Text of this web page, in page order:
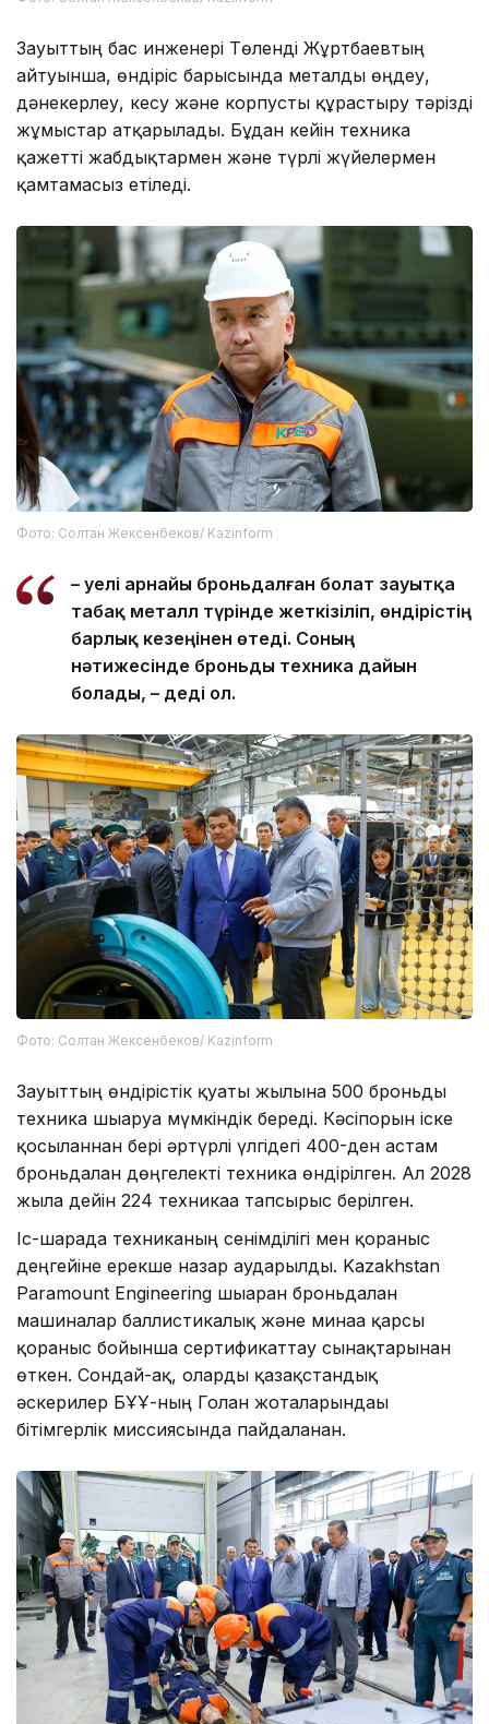
Зауыттың бас инженері Төленді Жұртбаевтың
айтуынша, өндіріс барысында металды өңдеу,
дәнекерлеу, кесу және корпусты құрастыру тәрізді
жұмыстар атқарылады. Бұдан кейін техника
қажетті жабдықтармен және түрлі жүйелермен
қамтамасыз етіледі.
Фото: Солтан Жексенбеков/ Kazinform
– Әуелі арнайы броньдалған болат зауытқа
табақ металл түрінде жеткізіліп, өндірістің
барлық кезеңінен өтеді. Соның
нәтижесінде броньды техника дайын
болады, – деді ол.
Фото: Солтан Жексенбеков/ Kazinform
Зауыттың өндірістік қуаты жылына 500 броньды
техника шығаруға мүмкіндік береді. Кәсіпорын іске
қосылғаннан бері әртүрлі үлгідегі 400-ден астам
броньдалған дөңгелекті техника өндірілген. Ал 2028
жылға дейін 224 техникаға тапсырыс берілген.
Іс-шарада техниканың сенімділігі мен қорғаныс
деңгейіне ерекше назар аударылды. Kazakhstan
Paramount Engineering шығарған броньдалған
машиналар баллистикалық және минаға қарсы
қорғаныс бойынша сертификаттау сынақтарынан
өткен. Сондай-ақ, оларды қазақстандық
әскерилер БҰҰ-ның Голан жоталарындағы
бітімгерлік миссиясында пайдаланған.